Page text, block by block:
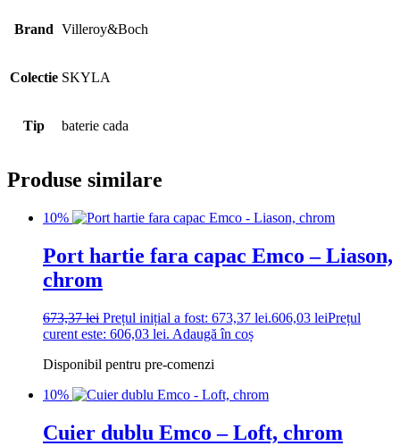
Brand Villeroy&Boch
Colectie SKYLA
Tip baterie cada
Produse similare
10%
Port hartie fara capac Emco – Liason,
chrom
673,37lei Prețul inițial a fost: 673,37 lei.606,03 leiPrețul
curent este: 606,03 lei. Adaugă în coș
Disponibil pentru pre-comenzi
10%
Cuier dublu Emco – Loft, chrom